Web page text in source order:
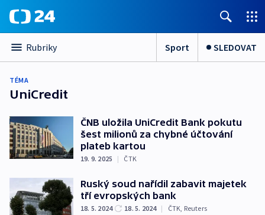
Rubriky Sport SLEDOVAT
TÉMA
UniCredit
ČNB uložila UniCredit Bank pokutu
šest milionů za chybné účtování
plateb kartou
19. 9. 2025 | ČTK
Ruský soud nařídil zabavit majetek
tří evropských bank
18. 5. 2024 18. 5. 2024 | ČTK, Reuters